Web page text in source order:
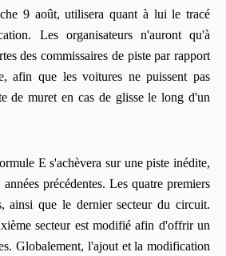
9 août, utilisera quant à lui le tracé
Les organisateurs n'auront qu'à
des commissaires de piste par rapport
afin que les voitures ne puissent pas
de muret en cas de glisse le long d'un
E s'achèvera sur une piste inédite,
précédentes. Les quatre premiers
ainsi que le dernier secteur du circuit.
secteur est modifié afin d'offrir un
Globalement, l'ajout et la modification